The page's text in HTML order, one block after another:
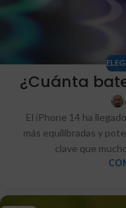
¿Cuánta
El iPhone 14 ha
más equilibradas y
clave que